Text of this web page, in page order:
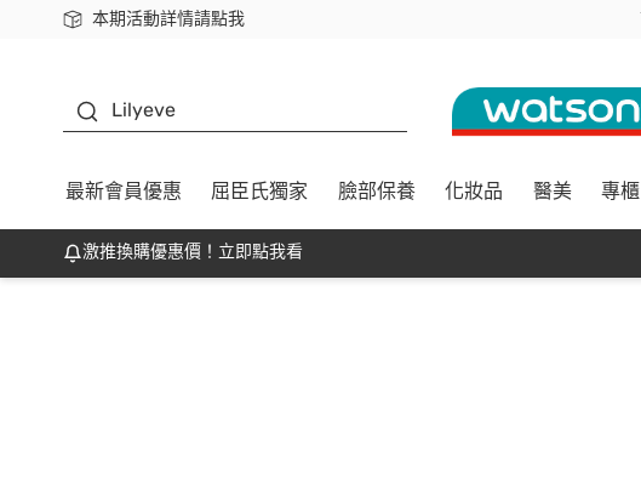
本期活動詳情請點我
下載app最高回饋$350
Lilyeve
最新會員優惠 屈臣氏獨家 臉部保養 化妝品 醫美 專櫃
激推換購優惠價！立即點我看